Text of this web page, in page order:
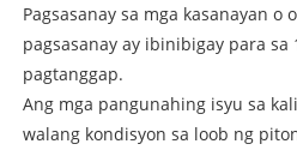
Pagsasanay sa mga kasanayan o
pagsasanay ay ibinibigay para sa
pagtanggap.
Ang mga pangunahing isyu sa
walang kondisyon sa loob ng